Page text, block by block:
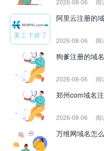
2026-08-06 阅
阿里云注册的
2026-08-06 阅
狗爹注册的域
2026-08-06 阅
郑州com域名
2026-08-06 阅
万维网域名怎